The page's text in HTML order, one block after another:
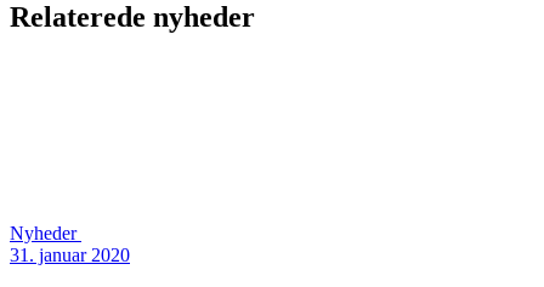
Relaterede nyheder
Nyheder
31. januar 2020